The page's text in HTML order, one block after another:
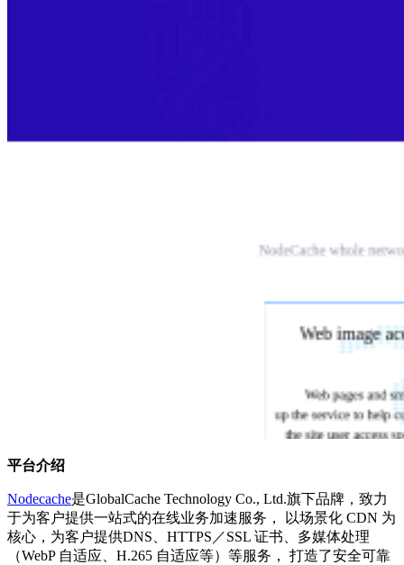
平台介绍
Nodecache是GlobalCache Technology Co., Ltd.旗下品牌，致力
于为客户提供一站式的在线业务加速服务， 以场景化 CDN 为
核心，为客户提供DNS、HTTPS／SSL 证书、多媒体处理
（WebP 自适应、H.265 自适应等）等服务， 打造了安全可靠